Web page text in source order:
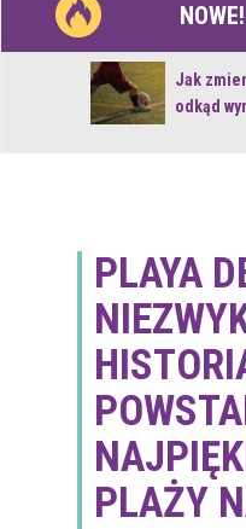
NOWE!
Jak
odkąd
PLAYA
PLAŻY